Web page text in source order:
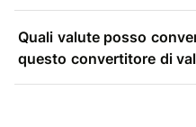
Quali valute posso
questo convertitore di